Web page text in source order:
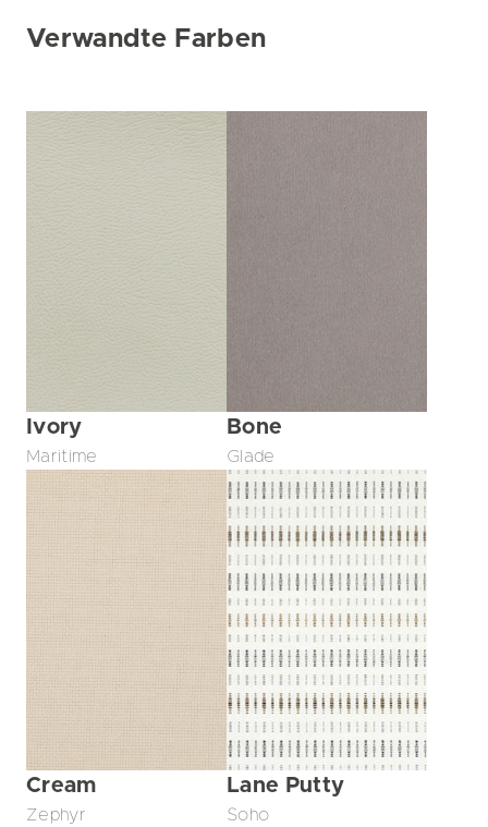
Verwandte Farben
Ivory
Maritime
Bone
Glade
Cream
Zephyr
Lane Putty
Soho